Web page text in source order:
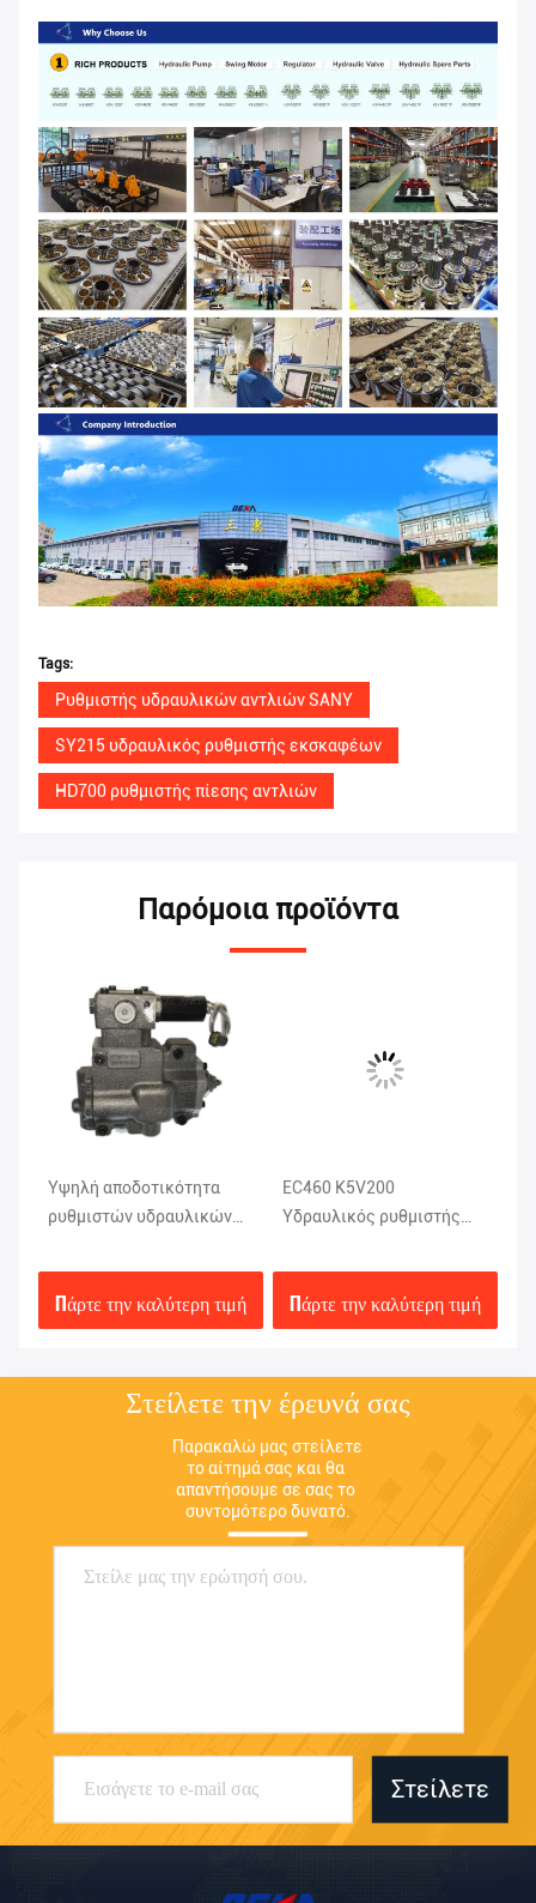
Tags:
Ρυθμιστής υδραυλικών αντλιών SANY
SY215 υδραυλικός ρυθμιστής εκσκαφέων
HD700 ρυθμιστής πίεσης αντλιών
Παρόμοια προϊόντα
Υψηλή αποδοτικότητα
ρυθμιστών υδραυλικών
SY335
Πάρτε την καλύτερη τιμή
EC460 K5V200
Υδραυλικός ρυθμιστής
Πάρτε την καλύτερη τιμή
Στείλετε την έρευνά σας
Παρακαλώ μας στείλετε
το αίτημά σας και θα
απαντήσουμε σε σας το
συντομότερο δυνατό.
Στείλετε